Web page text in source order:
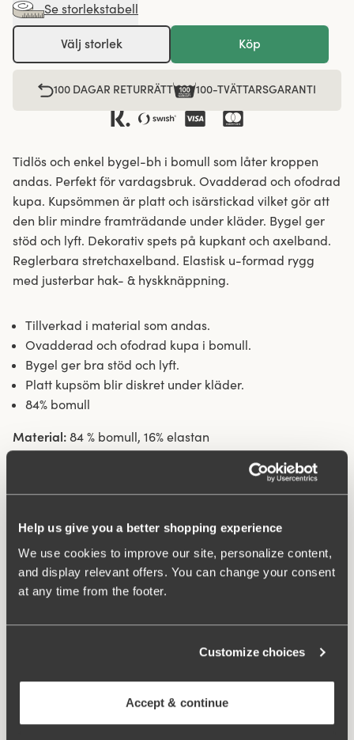
Help us give you a better shopping experience
We use cookies to improve our site, personalize content,
and display relevant offers. You can change your consent
at any time from the footer.
Customize choices
Accept & continue
Se storlekstabell
Välj storlek Köp
100 DAGAR RETURRÄTT 100-TVÄTTARSGARANTI
Tidlös och enkel bygel-bh i bomull som låter kroppen
andas. Perfekt för vardagsbruk. Ovadderad och ofodrad
kupa. Kupsömmen är platt och isärstickad vilket gör att
den blir mindre framträdande under kläder. Bygel ger
stöd och lyft. Dekorativ spets på kupkant och axelband.
Reglerbara stretchaxelband. Elastisk u-formad rygg
med justerbar hak- & hyskknäppning.
Tillverkad i material som andas.
Ovadderad och ofodrad kupa i bomull.
Bygel ger bra stöd och lyft.
Platt kupsöm blir diskret under kläder.
84% bomull
Material: 84 % bomull, 16% elastan
Tvättinstruktioner: Handtvätt
Hak och hysk: B-D 80-110: 3 på höjden. E-G 80-110: 4 på